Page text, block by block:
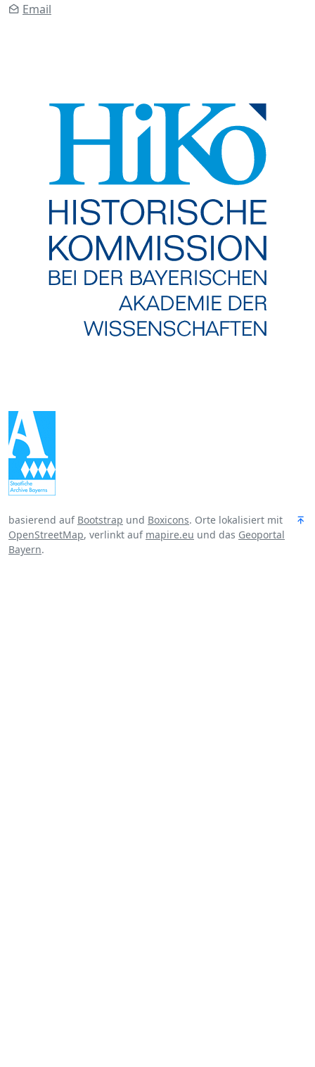
Email
basierend auf Bootstrap und Boxicons. Orte lokalisiert mit
OpenStreetMap, verlinkt auf mapire.eu und das Geoportal
Bayern.